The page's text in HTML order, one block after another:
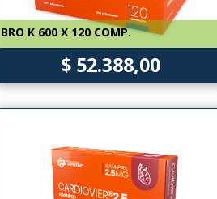
BRO K 600 X 120 COMP.
$ 52.388,00